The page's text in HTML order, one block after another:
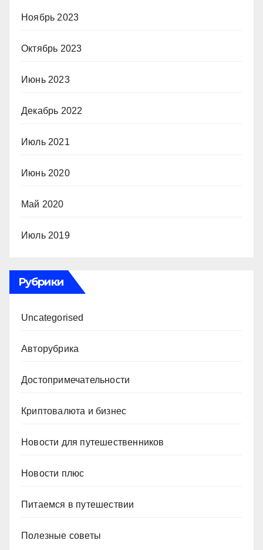
Ноябрь 2023
Октябрь 2023
Июнь 2023
Декабрь 2022
Июль 2021
Июнь 2020
Май 2020
Июль 2019
Рубрики
Uncategorised
Авторубрика
Достопримечательности
Криптовалюта и бизнес
Новости для путешественников
Новости плюс
Питаемся в путешествии
Полезные советы